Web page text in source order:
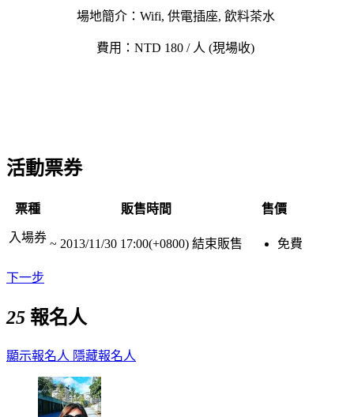
場地簡介：Wifi, 供電插座, 飲料茶水
費用：NTD 180 / 人 (現場收)
活動票券
票種 販售時間 售價
入場券 ~ 2013/11/30 17:00(+0800) 結束販售 免費
下一步
25 報名人
顯示報名人 隱藏報名人